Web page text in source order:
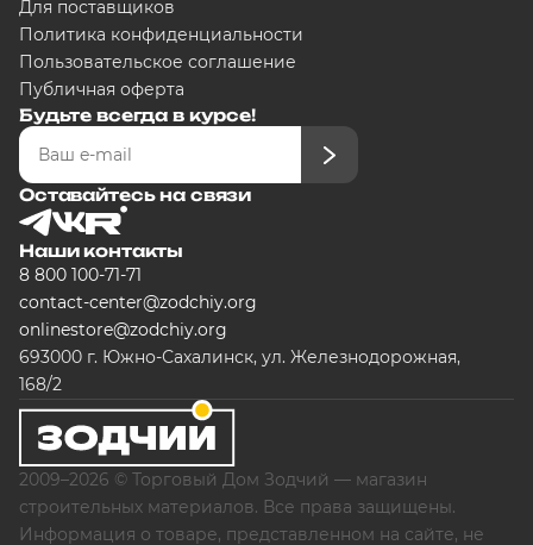
Для поставщиков
Политика конфиденциальности
Пользовательское соглашение
Публичная оферта
Будьте всегда в курсе!
Оставайтесь на связи
Наши контакты
8 800 100-71-71
contact-center@zodchiy.org
onlinestore@zodchiy.org
693000 г. Южно-Сахалинск, ул. Железнодорожная,
168/2
2009–2026 © Торговый Дом Зодчий — магазин
строительных материалов. Все права защищены.
Информация о товаре, представленном на сайте, не